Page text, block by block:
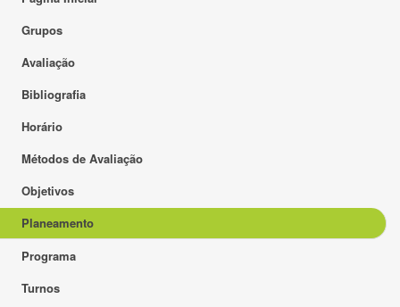
Grupos
Avaliação
Bibliografia
Horário
Métodos de Avaliação
Objetivos
Planeamento
Programa
Turnos